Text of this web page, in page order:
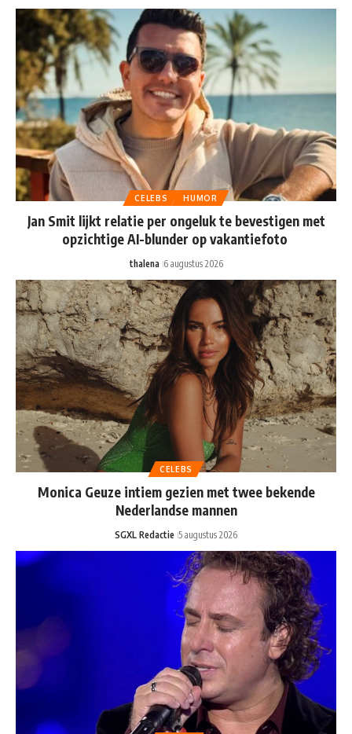
CELEBS HUMOR
Jan Smit lijkt relatie per ongeluk te bevestigen met
opzichtige AI-blunder op vakantiefoto
thalena 6 augustus 2026
CELEBS
Monica Geuze intiem gezien met twee bekende
Nederlandse mannen
SGXL Redactie 5 augustus 2026